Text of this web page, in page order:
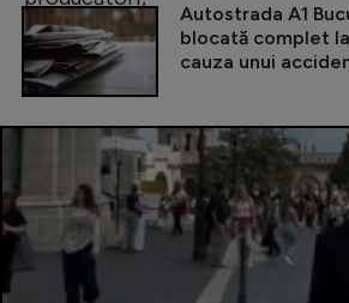
Autostrada A1
blocată complet
cauza unui